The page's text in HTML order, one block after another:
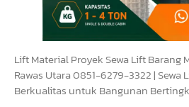
Lift Material Proyek Sewa Lift Barang
Rawas Utara 0851-6279-3322 | Sewa
Berkualitas untuk Bangunan